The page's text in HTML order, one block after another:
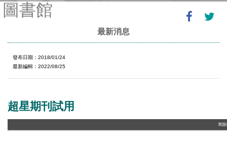
圖書館
最新消息
發布日期：2018/01/24
最新編輯：2022/08/25
超星期刊試用